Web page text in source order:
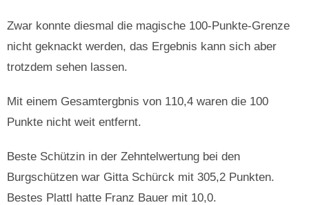
Zwar konnte diesmal die magische 100-Punkte-Grenze
nicht geknackt werden, das Ergebnis kann sich aber
trotzdem sehen lassen.
Mit einem Gesamtergbnis von 110,4 waren die 100
Punkte nicht weit entfernt.
Beste Schützin in der Zehntelwertung bei den
Burgschützen war Gitta Schürck mit 305,2 Punkten.
Bestes Plattl hatte Franz Bauer mit 10,0.